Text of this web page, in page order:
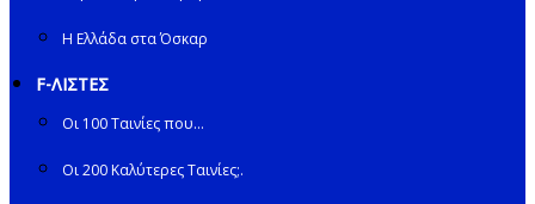
Η Ελλάδα στα Όσκαρ
F-ΛΙΣΤΕΣ
Οι 100 Ταινίες που…
Οι 200 Καλύτερες Ταινίες;.